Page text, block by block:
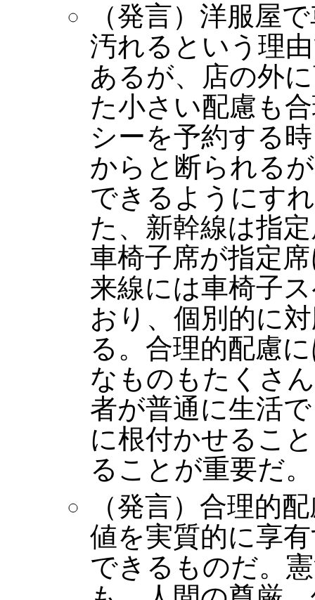
（発言）洋服屋
汚れるという理
あるが、店の外
た小さい配慮も
シーを予約する
からと断られる
できるようにす
た、新幹線は指
車椅子席が指定
来線には車椅子
おり、個別的に
る。合理的配慮
なものもたくさ
者が普通に生活
に根付かせるこ
ることが重要だ。
（発言）合理的
値を実質的に享
できるものだ。